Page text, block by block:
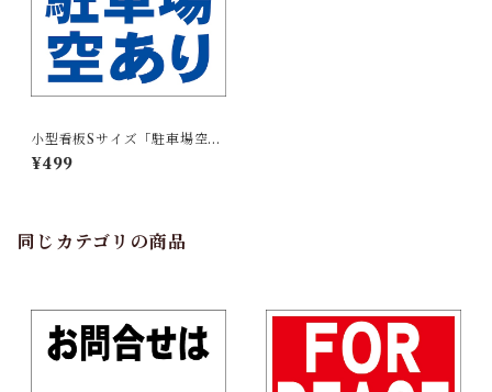
小型看板Sサイズ「駐車場空あ
り（青字）」 屋外可【不動
産】
¥499
同じカテゴリの商品